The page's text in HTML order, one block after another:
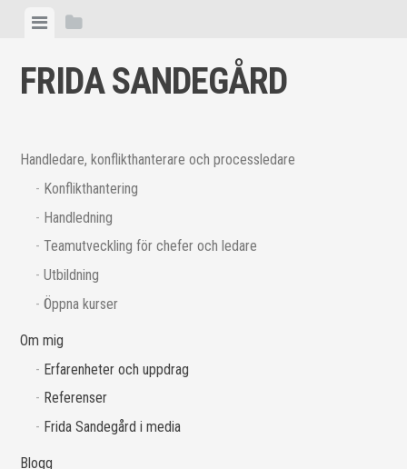
content
ViewView
FRIDA SANDEGÅRD
Handledare, konflikthanterare och processledare
Konflikthantering
Handledning
Teamutveckling för chefer och ledare
Utbildning
Öppna kurser
Om mig
Erfarenheter och uppdrag
Referenser
Frida Sandegård i media
Blogg